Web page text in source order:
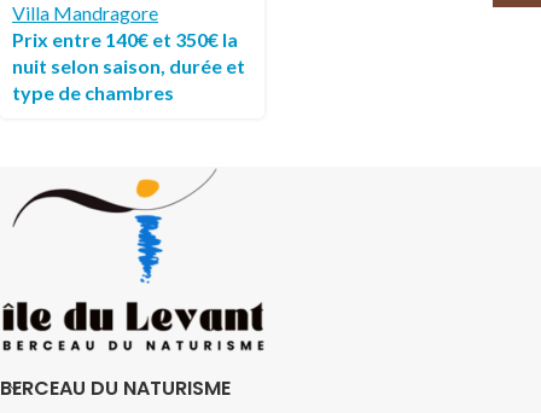
Villa Mandragore
Prix entre 140€ et 350€ la
nuit selon saison, durée et
type de chambres
BERCEAU DU NATURISME